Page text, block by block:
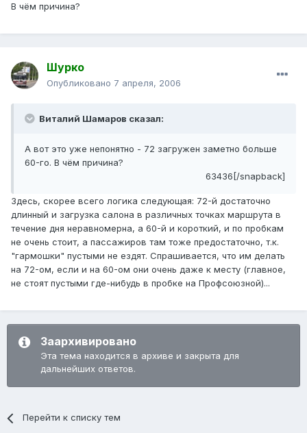
В чём причина?
Шурко
Опубликовано 7 апреля, 2006
Виталий Шамаров сказал:
А вот это уже непонятно - 72 загружен заметно больше
60-го. В чём причина?
63436[/snapback]
Здесь, скорее всего логика следующая: 72-й достаточно
длинный и загрузка салона в различных точках маршрута в
течение дня неравномерна, а 60-й и короткий, и по пробкам
не очень стоит, а пассажиров там тоже предостаточно, т.к.
"гармошки" пустыми не ездят. Спрашивается, что им делать
на 72-ом, если и на 60-ом они очень даже к месту (главное,
не стоят пустыми где-нибудь в пробке на Профсоюзной)...
Заархивировано
Эта тема находится в архиве и закрыта для
дальнейших ответов.
Перейти к списку тем